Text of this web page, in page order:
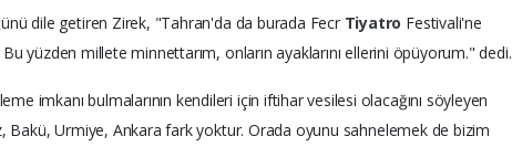
dile getiren Zirek, "Tahran'da da burada Fecr Tiyatro Festivali'ne
Bu yüzden millete minnettarım, onların ayaklarını ellerini öpüyorum." dedi.
imkanı bulmalarının kendileri için iftihar vesilesi olacağını söyleyen
Bakü, Urmiye, Ankara fark yoktur. Orada oyunu sahnelemek de bizim